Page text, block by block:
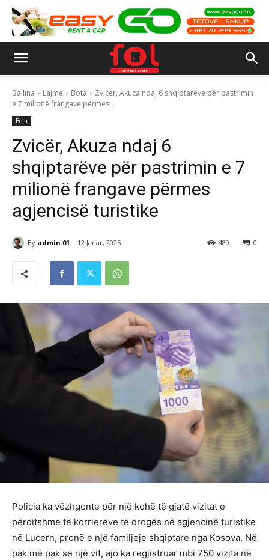
Ballina Lajme Bota
Zvicër, Akuza ndaj 6 shqiptarëve për pastrimin
e 7 milionë frangave përmes...
Bota
Zvicër, Akuza ndaj 6
shqiptarëve për pastrimin e 7
milionë frangave përmes
agjencisë turistike
By admin 01 12 Janar, 2025 0
480
Policia ka vëzhgonte për një kohë të gjatë vizitat e
përditshme të korrierëve të drogës në agjencinë turistike
në Lucern, pronë e një familjeje shqiptare nga Kosova. Në
pak më pak se një vit, ajo ka regjistruar mbi 750 vizita në